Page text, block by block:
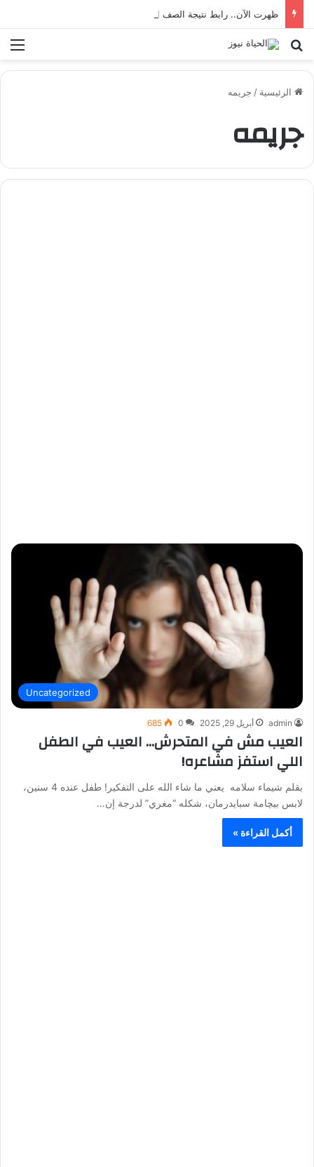
بحث عن
الرئيسية / جريمه
جريمه
Uncategorized
admin أبريل 29, 2025 0
685
العيب مش في المتحرش… العيب في الطفل
اللي استفز مشاعره!
بقلم شيماء سلامه يعني ما شاء الله على التفكير! طفل عنده 4 سنين،
لابس بيچامة سبايدرمان، شكله “مغري” لدرجة إن…
أكمل القراءة »